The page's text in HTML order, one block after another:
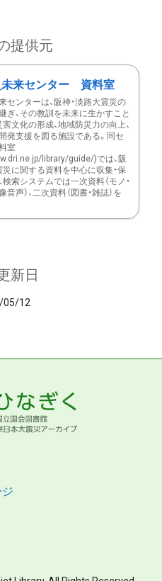
提供元
未来センター 資料室
センターは、阪神・淡路大震災の
ぎ、その教訓を未来に生かすこと
害文化の形成、地域防災力の向上、
発支援を図る施設である。同セ
室
library/guide/)では、阪
災に関する資料を中心に収集・保
検索システムでは一次資料（モノ・
音声）、二次資料（図書・雑誌）を
新日
05/12